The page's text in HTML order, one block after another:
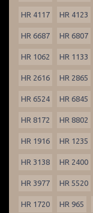
HR 4117 HR 4123
HR 6687 HR 6807
HR 1062 HR 1133
HR 2616 HR 2865
HR 6524 HR 6845
HR 8172 HR 8802
HR 1916 HR 1235
HR 3138 HR 2400
HR 3977 HR 5520
HR 1720 HR 965